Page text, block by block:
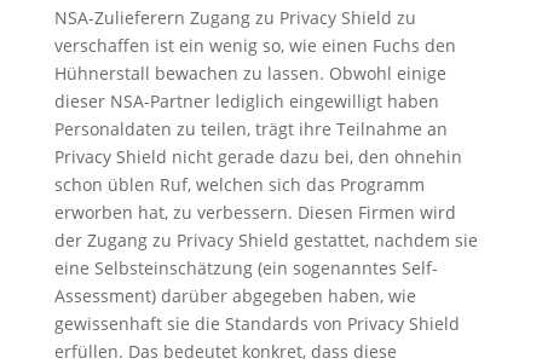
NSA-Zulieferern Zugang zu Privacy Shield zu
verschaffen ist ein wenig so, wie einen Fuchs den
Hühnerstall bewachen zu lassen. Obwohl einige
dieser NSA-Partner lediglich eingewilligt haben
Personaldaten zu teilen, trägt ihre Teilnahme an
Privacy Shield nicht gerade dazu bei, den ohnehin
schon üblen Ruf, welchen sich das Programm
erworben hat, zu verbessern. Diesen Firmen wird
der Zugang zu Privacy Shield gestattet, nachdem sie
eine Selbsteinschätzung (ein sogenanntes Self-
Assessment) darüber abgegeben haben, wie
gewissenhaft sie die Standards von Privacy Shield
erfüllen. Das bedeutet konkret, dass diese